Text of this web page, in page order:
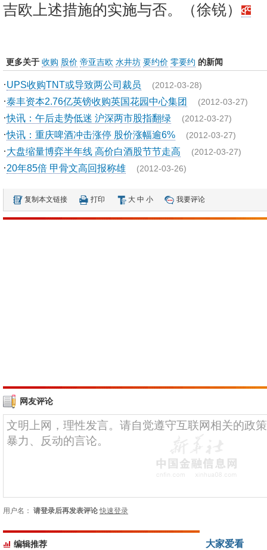
吉欧上述措施的实施与否。（徐锐）
更多关于 收购 股价 帝亚吉欧 水井坊 要约价 零要约 的新闻
·UPS收购TNT或导致两公司裁员 (2012-03-28)
·泰丰资本2.76亿英镑收购英国花园中心集团 (2012-03-27)
·快讯：午后走势低迷 沪深两市股指翻绿 (2012-03-27)
·快讯：重庆啤酒冲击涨停 股价涨幅逾6% (2012-03-27)
·大盘缩量博弈半年线 高价白酒股节节走高 (2012-03-27)
·20年85倍 甲骨文高回报称雄 (2012-03-26)
复制本文链接 打印 大 中 小 我要评论
网友评论
用户名： 请登录后再发表评论 快速登录
编辑推荐 大家爱看